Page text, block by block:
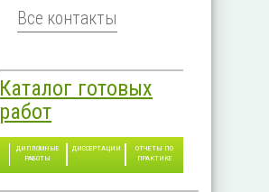
Все контакты
Каталог готовых
работ
ДИПЛОМНЫЕ
РАБОТЫ
ДИССЕРТАЦИИ
ОТЧЕТЫ ПО
ПРАКТИКЕ